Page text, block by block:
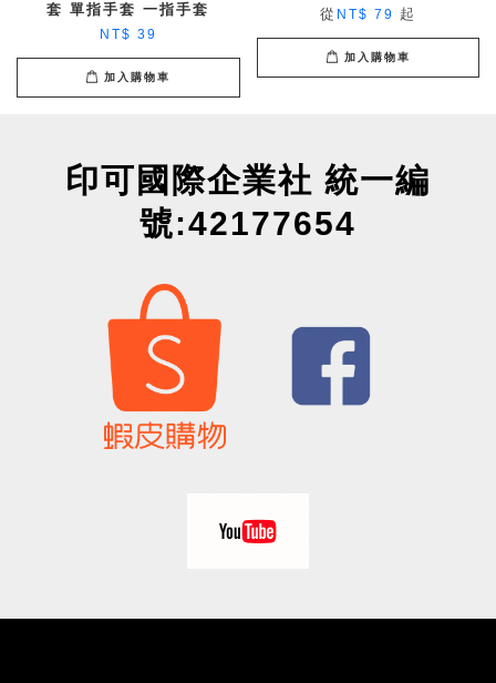
套 單指手套 一指手套
NT$ 39
加入購物車
從 NT$ 79 起
加入購物車
印可國際企業社 統一編
號:42177654